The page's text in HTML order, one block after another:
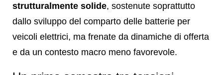
strutturalmente solide, sostenute soprattutto
dallo sviluppo del comparto delle batterie per
veicoli elettrici, ma frenate da dinamiche di offerta
e da un contesto macro meno favorevole.